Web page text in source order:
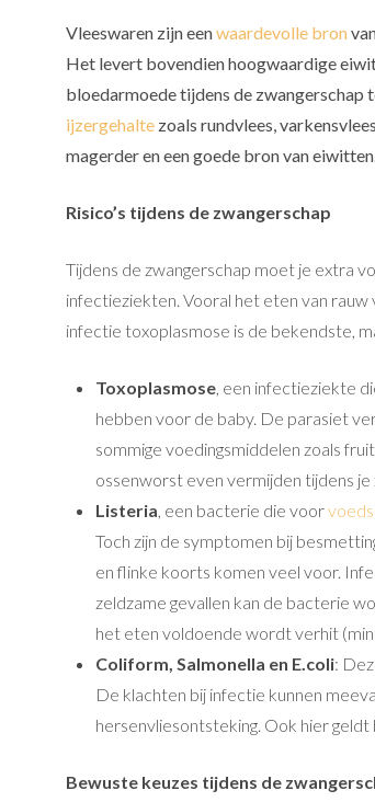
Vleeswaren zijn eenwaardevolle bron
Het levert bovendien hoogwaardige
bloedarmoede tijdens de zwangerschap
ijzergehalte zoals rundvlees,
magerder en een goede bron van
Risico’s tijdens de zwangerschap
Tijdens de zwangerschap moet je extra
infectieziekten. Vooral het eten van
infectie toxoplasmose is de bekendste,
Toxoplasmose, een infectieziekte
hebben voor de baby. De parasiet
sommige voedingsmiddelen zoals
ossenworst even vermijden tijdens je
Listeria, een bacterie die voor
Toch zijn de symptomen bij
en flinke koorts komen veel voor.
zeldzame gevallen kan de bacterie
het eten voldoende wordt verhit
Coliform, Salmonella en E.coli:
De klachten bij infectie kunnen
hersenvliesontsteking. Ook hier
Bewuste keuzes tijdens de